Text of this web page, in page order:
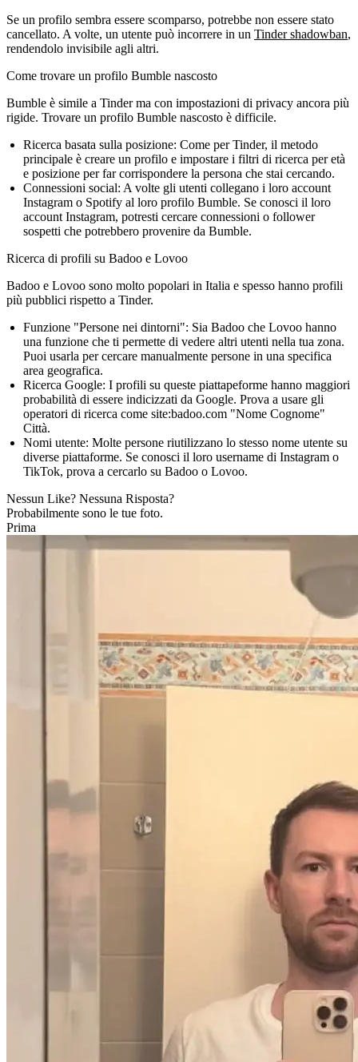
Se un profilo sembra essere scomparso, potrebbe non essere stato
cancellato. A volte, un utente può incorrere in un Tinder shadowban,
rendendolo invisibile agli altri.
Come trovare un profilo Bumble nascosto
Bumble è simile a Tinder ma con impostazioni di privacy ancora più
rigide. Trovare un profilo Bumble nascosto è difficile.
Ricerca basata sulla posizione: Come per Tinder, il metodo
principale è creare un profilo e impostare i filtri di ricerca per età
e posizione per far corrispondere la persona che stai cercando.
Connessioni social: A volte gli utenti collegano i loro account
Instagram o Spotify al loro profilo Bumble. Se conosci il loro
account Instagram, potresti cercare connessioni o follower
sospetti che potrebbero provenire da Bumble.
Ricerca di profili su Badoo e Lovoo
Badoo e Lovoo sono molto popolari in Italia e spesso hanno profili
più pubblici rispetto a Tinder.
Funzione "Persone nei dintorni": Sia Badoo che Lovoo hanno
una funzione che ti permette di vedere altri utenti nella tua zona.
Puoi usarla per cercare manualmente persone in una specifica
area geografica.
Ricerca Google: I profili su queste piattapeforme hanno maggiori
probabilità di essere indicizzati da Google. Prova a usare gli
operatori di ricerca come site:badoo.com "Nome Cognome"
Città.
Nomi utente: Molte persone riutilizzano lo stesso nome utente su
diverse piattaforme. Se conosci il loro username di Instagram o
TikTok, prova a cercarlo su Badoo o Lovoo.
Nessun Like? Nessuna Risposta?
Probabilmente sono le tue foto.
Prima